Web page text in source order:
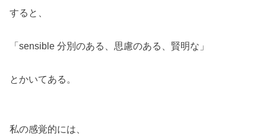
すると、
「sensible 分別のある、思慮のある、賢明な」
とかいてある。
私の感覚的には、